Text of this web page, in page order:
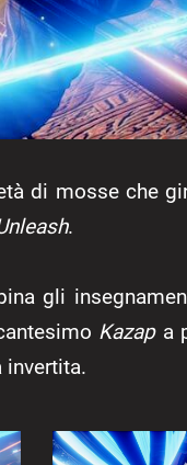
di mosse che
.
gli
Kazapa
invertita.